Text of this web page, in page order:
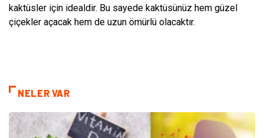
kaktüsler için idealdir. Bu sayede kaktüsünüz hem güzel
çiçekler açacak hem de uzun ömürlü olacaktır.
NELER VAR